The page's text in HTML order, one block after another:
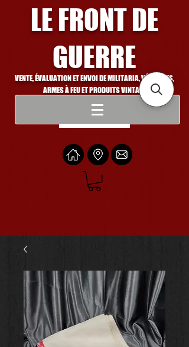
LE FRONT DE
GUERRE
VENTE, ÉVALUATION ET ENVOI DE MILITARIA, VÉHICULES,
ARMES À FEU ET PRODUITS VINTAGE
Se connecter